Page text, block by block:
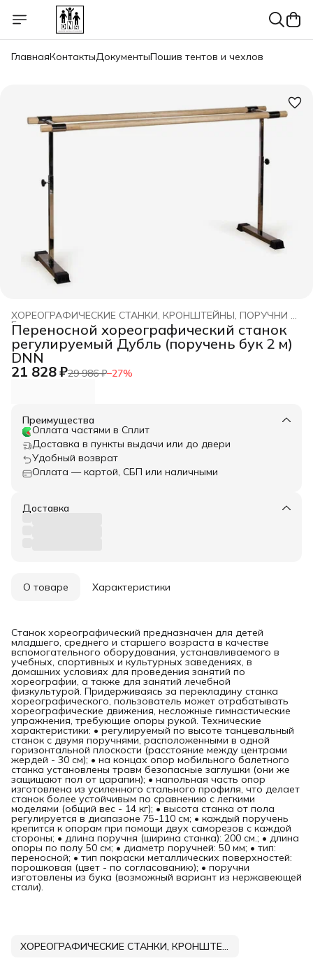
ГлавнаяКонтактыДокументыПошив тентов и чехлов
ХОРЕОГРАФИЧЕСКИЕ СТАНКИ, КРОНШТЕЙНЫ, ПОРУЧНИ DNN
Главная
Переносной хореографический станок
регулируемый Дубль (поручень бук 2 м)
DNN
21 828 ₽29 986 ₽−27%
Преимущества
Оплата частями в Сплит
Доставка в пункты выдачи или до двери
Удобный возврат
Оплата — картой, СБП или наличными
Доставка
О товаре Характеристики
Станок хореографический предназначен для детей
младшего, среднего и старшего возраста в качестве
вспомогательного оборудования, устанавливаемого в
учебных, спортивных и культурных заведениях, в
домашних условиях для проведения занятий по
хореографии, а также для занятий лечебной
физкультурой. Придерживаясь за перекладину станка
хореографического, пользователь может отрабатывать
хореографические движения, несложные гимнастические
упражнения, требующие опоры рукой. Технические
характеристики: • регулируемый по высоте танцевальный
станок с двумя поручнями, расположенными в одной
горизонтальной плоскости (расстояние между центрами
жердей - 30 см); • на концах опор мобильного балетного
станка установлены травм безопасные заглушки (они же
защищают пол от царапин); • напольная часть опор
изготовлена из усиленного стального профиля, что делает
станок более устойчивым по сравнению с легкими
моделями (общий вес - 14 кг); • высота станка от пола
регулируется в диапазоне 75-110 см; • каждый поручень
крепится к опорам при помощи двух саморезов с каждой
стороны; • длина поручня (ширина станка): 200 см.; • длина
опоры по полу 50 см; • диаметр поручней: 50 мм; • тип:
переносной; • тип покраски металлических поверхностей:
порошковая (цвет - по согласованию); • поручни
изготовлены из бука (возможный вариант из нержавеющей
стали).
ХОРЕОГРАФИЧЕСКИЕ СТАНКИ, КРОНШТЕЙНЫ, ПОРУЧНИ DNN